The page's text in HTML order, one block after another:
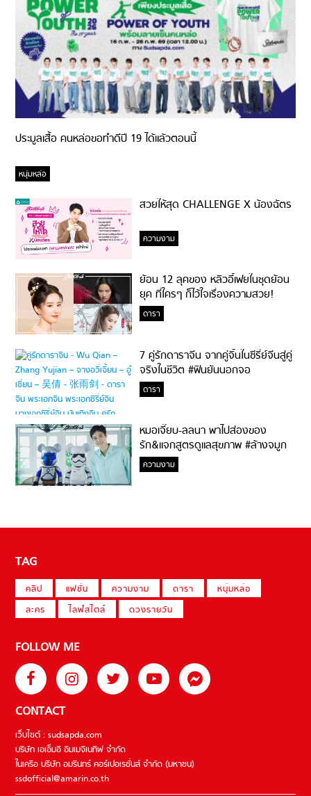
ประมูลเสื้อ คนหล่อขอทำดีปี 19 ได้แล้วตอนนี้
หนุ่มหล่อ
สวยให้สุด CHALLENGE X น้องฉัตร
ความงาม
ย้อน 12 ลุคของ หลิวอี้เฟยในชุดย้อน
ยุค ที่ใครๆ ก็ไว้ใจเรื่องความสวย!
ดารา
7 คู่รักดาราจีน จากคู่จิ้นในซีรี่ย์จีนสู่คู่
จริงในชีวิต #ฟินยันนอกจอ
ดารา
หมอเจี๊ยบ-ลลนา พาไปส่องของ
รัก&แจกสูตรดูแลสุขภาพ #ล้างจมูก
ไม่ยากจะสอนให้
ความงาม
TAG
คลิป แฟชั่น ความงาม ดารา
หนุ่มหล่อ
ละคร
ไลฟ์สไตล์ ดวงรายวัน
FOLLOW ME
CONTACT
เว็บไซต์ : sudsapda.com
บริษัท เอเอ็มอี อิมเมจิเนทีฟ จำกัด
ในเครือ บริษัท อมรินทร์ คอร์เปอเรชั่นส์ จำกัด (มหาชน)
ssdofficial@amarin.co.th